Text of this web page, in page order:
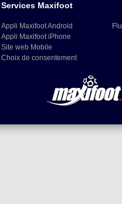
Services Maxifoot
Appli Maxifoot Android
Appli Maxifoot iPhone
Site web Mobile
Choix de consentement